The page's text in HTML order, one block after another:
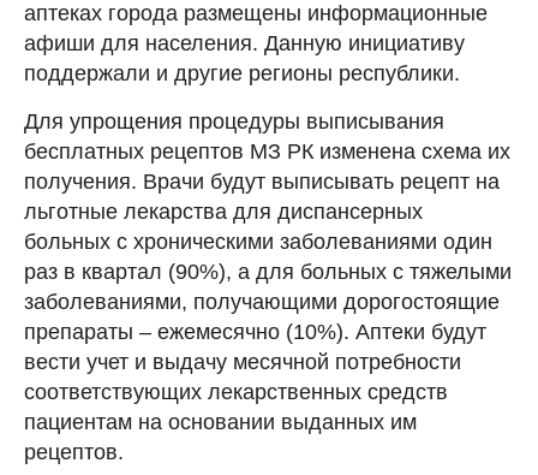
аптеках города размещены информационные
афиши для населения. Данную инициативу
поддержали и другие регионы республики.
Для упрощения процедуры выписывания
бесплатных рецептов МЗ РК изменена схема их
получения. Врачи будут выписывать рецепт на
льготные лекарства для диспансерных
больных с хроническими заболеваниями один
раз в квартал (90%), а для больных с тяжелыми
заболеваниями, получающими дорогостоящие
препараты – ежемесячно (10%). Аптеки будут
вести учет и выдачу месячной потребности
соответствующих лекарственных средств
пациентам на основании выданных им
рецептов.